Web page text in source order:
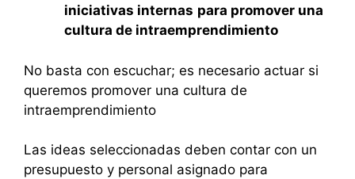
iniciativas internas para promover una
cultura de intraemprendimiento
No basta con escuchar; es necesario actuar si
queremos promover una cultura de
intraemprendimiento
Las ideas seleccionadas deben contar con un
presupuesto y personal asignado para